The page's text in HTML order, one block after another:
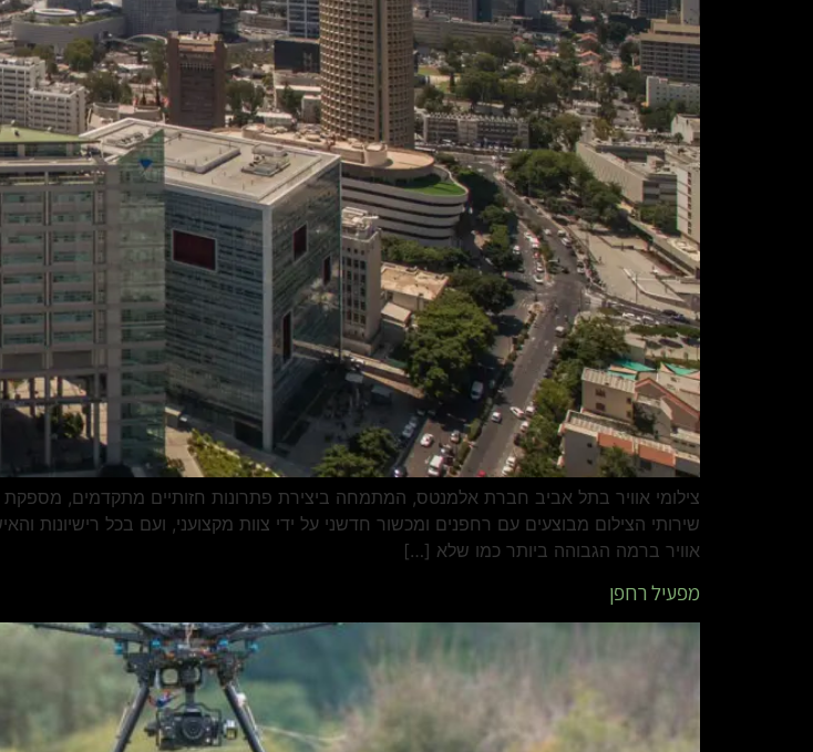
צילומי אוויר בתל אביב חברת אלמנטס, המתמחה ביצירת פתרונות חזותיים מתקדמים, מספקת
שירותי הצילום מבוצעים עם רחפנים ומכשור חדשני על ידי צוות מקצועני, ועם בכל
אוויר ברמה הגבוהה ביותר כמו שלא […]
מפעיל רחפן